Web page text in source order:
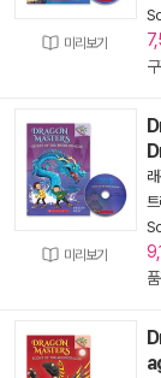
미리보기
미리보기